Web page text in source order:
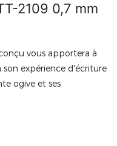
2109 0,7 mm
vous apportera à
expérience d'écriture
ogive et ses